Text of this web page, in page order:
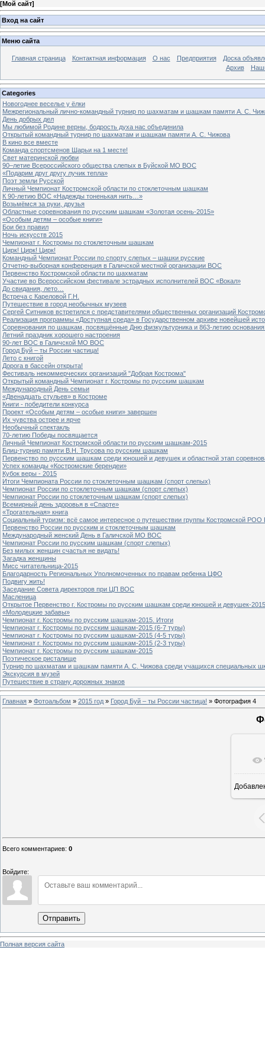
[Мой сайт]
Вход на сайт
Меню сайта
Главная страница Контактная информация О нас Предприятия
Доска
Архив
Categories
Новогоднее веселье у ёлки
Межрегиональный лично-командный турнир по шахматам и шашкам памяти А. С.
День добрых дел
Мы любимой Родине верны, бодрость духа нас объединила
Открытый командный турнир по шахматам и шашкам памяти А. С. Чижова
В кино все вместе
Команда спортсменов Шарьи на 1 месте!
Свет материнской любви
90–летие Всероссийского общества слепых в Буйской МО ВОС
«Подарим друг другу лучик тепла»
Поэт земли Русской
Личный Чемпионат Костромской области по стоклеточным шашкам
К 90-летию ВОС «Надежды тоненькая нить…»
Возьмёмся за руки, друзья
Областные соревнования по русским шашкам «Золотая осень-2015»
«Особым детям – особые книги»
Бои без правил
Ночь искусств 2015
Чемпионат г. Костромы по стоклеточным шашкам
Цирк! Цирк! Цирк!
Командный Чемпионат России по спорту слепых – шашки русские
Отчетно-выборная конференция в Галичской местной организации ВОС
Первенство Костромской области по шахматам
Участие во Всероссийском фестивале эстрадных исполнителей ВОС «Вокал»
До свидания, лето…
Встреча с Кареловой Г.Н.
Путешествие в город необычных музеев
Сергей Ситников встретился с представителями общественных организаций
Реализация программы «Доступная среда» в Государственном архиве новейшей
Соревнования по шашкам, посвящённые Дню физкультурника и 863-летию основания
Летний праздник хорошего настроения
90-лет ВОС в Галичской МО ВОС
Город Буй – ты России частица!
Лето с книгой
Дорога в бассейн открыта!
Фестиваль некоммерческих организаций "Добрая Кострома"
Открытый командный Чемпионат г. Костромы по русским шашкам
Международный День семьи
«Двенадцать стульев» в Костроме
Книги - победители конкурса
Проект «Особым детям – особые книги» завершен
Их чувства острее и ярче
Необычный спектакль
70-летию Победы посвящается
Личный Чемпионат Костромской области по русским шашкам-2015
Блиц-турнир памяти В.Н. Трусова по русским шашкам
Первенство по русским шашкам среди юношей и девушек и областной этап
Успех команды «Костромские берендеи»
Кубок веры - 2015
Итоги Чемпионата России по стоклеточным шашкам (спорт слепых)
Чемпионат России по стоклеточным шашкам (спорт слепых)
Чемпионат России по стоклеточным шашкам (спорт слепых)
Всемирный день здоровья в «Спарте»
«Трогательная» книга
Социальный туризм: всё самое интересное о путешествии группы Костромской
Первенство России по русским и стоклеточным шашкам
Международный женский День в Галичской МО ВОС
Чемпионат России по русским шашкам (спорт слепых)
Без милых женщин счастья не видать!
Загадка женщины
Мисс читательница-2015
Благодарность Региональных Уполномоченных по правам ребенка ЦФО
Подвигу жить!
Заседание Совета директоров при ЦП ВОС
Масленица
Открытое Первенство г. Костромы по русским шашкам среди юношей и девушек-
«Молодецкие забавы»
Чемпионат г. Костромы по русским шашкам-2015. Итоги
Чемпионат г. Костромы по русским шашкам-2015 (6-7 туры)
Чемпионат г. Костромы по русским шашкам-2015 (4-5 туры)
Чемпионат г. Костромы по русским шашкам-2015 (2-3 туры)
Чемпионат г. Костромы по русским шашкам-2015
Поэтическое ристалище
Турнир по шахматам и шашкам памяти А. С. Чижова среди учащихся специальных
Экскурсия в музей
Путешествие в страну дорожных знаков
Главная » Фотоальбом » 2015 год » Город Буй – ты России частица! » Фотография 4
Всего комментариев: 0
Войдите:
Отправить
Полная версия сайта